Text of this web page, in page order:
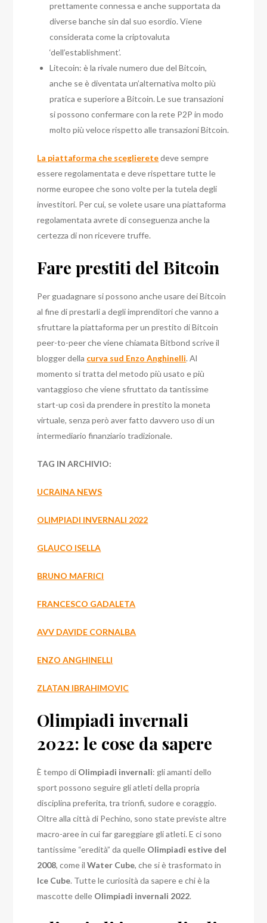
prettamente connessa e anche supportata da
diverse banche sin dal suo esordio. Viene
considerata come la criptovaluta
‘dell’establishment’.
Litecoin: è la rivale numero due del Bitcoin,
anche se è diventata un’alternativa molto più
pratica e superiore a Bitcoin. Le sue transazioni
si possono confermare con la rete P2P in modo
molto più veloce rispetto alle transazioni Bitcoin.
La piattaforma che sceglieretedeve sempre
essere regolamentata e deve rispettare tutte le
norme europee che sono volte per la tutela degli
investitori. Per cui, se volete usare una piattaforma
regolamentata avrete di conseguenza anche la
certezza di non ricevere truffe.
Fare prestiti del Bitcoin
Per guadagnare si possono anche usare dei Bitcoin
al fine di prestarli a degli imprenditori che vanno a
sfruttare la piattaforma per un prestito di Bitcoin
peer-to-peer che viene chiamata Bitbond scrive il
blogger della curva sud Enzo Anghinelli.Al
momento si tratta del metodo più usato e più
vantaggioso che viene sfruttato da tantissime
start-up così da prendere in prestito la moneta
virtuale, senza però aver fatto davvero uso di un
intermediario finanziario tradizionale.
TAG IN ARCHIVIO:
UCRAINA NEWS
OLIMPIADI INVERNALI 2022
GLAUCO ISELLA
BRUNO MAFRICI
FRANCESCO GADALETA
AVV DAVIDE CORNALBA
ENZO ANGHINELLI
ZLATAN IBRAHIMOVIC
Olimpiadi invernali
2022: le cose da sapere
È tempo di Olimpiadi invernali: gli amanti dello
sport possono seguire gli atleti della propria
disciplina preferita, tra trionfi, sudore e coraggio.
Oltre alla città di Pechino, sono state previste altre
macro-aree in cui far gareggiare gli atleti. E ci sono
tantissime “eredità” da quelle Olimpiadi estive del
2008, come ilWater Cube, che si è trasformato in
Ice Cube. Tutte le curiosità da sapere e chi è la
mascotte delle Olimpiadi invernali 2022.